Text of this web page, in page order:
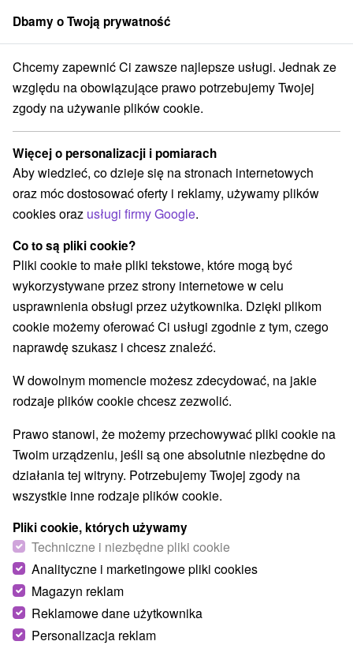
członek grupySorger
na prenájom Stredné Slovensko Žilinský kraj Jakubovany
Chaty na prenájom Jakubovany
Kategorie
Wszystkie kategorie
Chaty na prenájom(2)
Drevenice(1)
Wybierz lokalizację lub datę
WSZYSTKO NAJTAŃSZE NAJDROŻSZE NA
Chatka v Jakubovanoch Jakubovany
Dbamy o Twoją prywatność
Chcemy zapewnić Ci zawsze najlepsze usługi. Jednak ze
względu na obowiązujące prawo potrzebujemy Twojej
zgody na używanie plików cookie.
Więcej o personalizacji i pomiarach
Aby wiedzieć, co dzieje się na stronach internetowych
oraz móc dostosować oferty i reklamy, używamy plików
cookies oraz usługi firmy Google.
Co to są pliki cookie?
Pliki cookie to małe pliki tekstowe, które mogą być
wykorzystywane przez strony internetowe w celu
usprawnienia obsługi przez użytkownika. Dzięki plikom
cookie możemy oferować Ci usługi zgodnie z tym, czego
naprawdę szukasz i chcesz znaleźć.
W dowolnym momencie możesz zdecydować, na jakie
rodzaje plików cookie chcesz zezwolić.
Prawo stanowi, że możemy przechowywać pliki cookie na
Twoim urządzeniu, jeśli są one absolutnie niezbędne do
działania tej witryny. Potrzebujemy Twojej zgody na
wszystkie inne rodzaje plików cookie.
Pliki cookie, których używamy
Techniczne i niezbędne pliki cookie
Analityczne i marketingowe pliki cookies
Magazyn reklam
Reklamowe dane użytkownika
Personalizacja reklam